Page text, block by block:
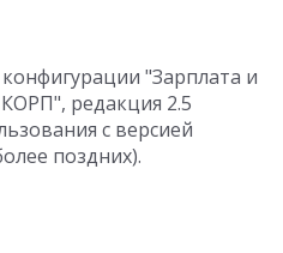
конфигурации "Зарплата и
редакция 2.5
с версией
поздних).